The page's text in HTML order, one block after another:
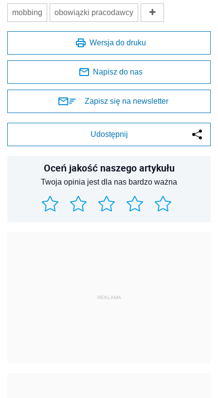
mobbing obowiązki pracodawcy
Wersja do druku
Napisz do nas
Zapisz się na newsletter
Udostępnij
Oceń jakość naszego artykułu
Twoja opinia jest dla nas bardzo ważna
REKLAMA